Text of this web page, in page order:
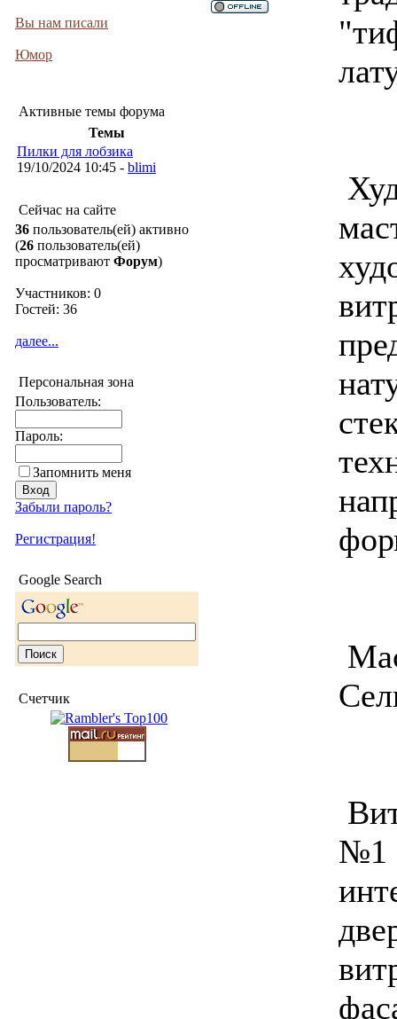
Вы нам писали
Юмор
Активные темы форума
Темы
Пилки для лобзика
19/10/2024 10:45 - blimi
Сейчас на сайте
36 пользователь(ей) активно
(26 пользователь(ей)
просматривают Форум)
Участников: 0
Гостей: 36
далее...
Персональная зона
Пользователь:
Пароль:
Запомнить меня
Забыли пароль?
Регистрация!
Google Search
Счетчик
№1